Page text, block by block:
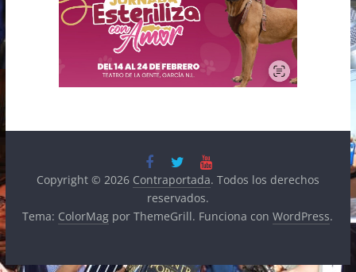
Copyright © 2026 Contraportada. Todos los derechos
reservados.
Tema: ColorMag por ThemeGrill. Funciona conWordPress.